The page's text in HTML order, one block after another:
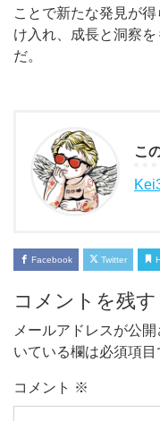
ことで新たな発見が
け入れ、成長と洞察
だ。
こ
Facebook Twitter
コメントを残す
メールアドレスが公
いている欄は必須項目
コメント ※